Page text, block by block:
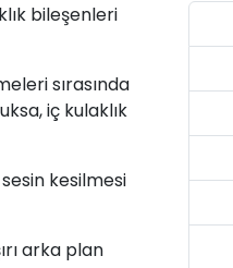
bileşenleri
sırasında
iç kulaklık
kesilmesi
arka plan